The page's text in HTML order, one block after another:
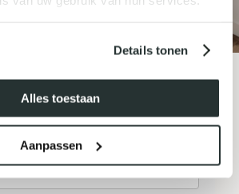
Details tonen
Alles toestaan
Aanpassen
JE AAN VOOR ONZE
NIEUWSBRIEF